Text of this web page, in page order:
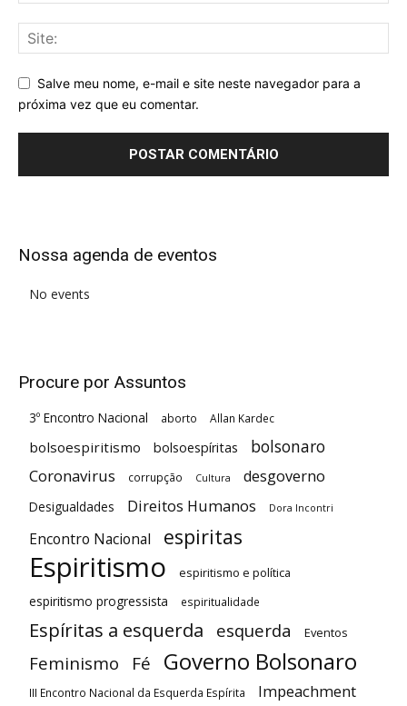
Salve meu nome, e-mail e site neste navegador para a
próxima vez que eu comentar.
Nossa agenda de eventos
No events
Procure por Assuntos
3º Encontro Nacional aborto Allan Kardec
bolsoespiritismo bolsoespíritas bolsonaro
Coronavirus corrupção Cultura desgoverno
Desigualdades Direitos Humanos Dora Incontri
Encontro Nacional espiritas
Espiritismo espiritismo e política
espiritismo progressista espiritualidade
Espíritas a esquerda esquerda Eventos
Feminismo Fé Governo Bolsonaro
III Encontro Nacional da Esquerda Espírita Impeachment